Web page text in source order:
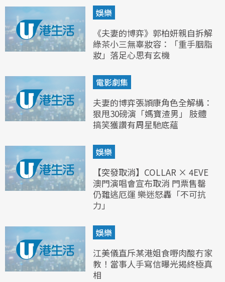
娛樂
《夫妻的博弈》郭柏妍親自拆解
綠茶小三無辜妝容：「重手胭脂
妝」落足心思有玄機
電影劇集
夫妻的博弈張頴康角色全解構：
狠甩30磅演「媽寶渣男」 肢體
搞笑獲讚有周星馳底蘊
娛樂
【突發取消】COLLAR × 4EVE
澳門演唱會宣布取消 門票售罄
仍難逃厄運 樂迷怒轟「不可抗
力」
娛樂
江美儀直斥某港姐食嘢肉酸冇家
教！當事人手寫信曝光揭終極真
相